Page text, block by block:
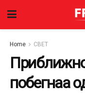
Home СВЕТ
побегнаа